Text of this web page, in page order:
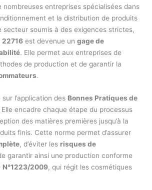
entreprises spécialisées dans
et la distribution de produits
secteur soumis à des exigences strictes,
22716 est devenue ungage de
. Elle permet aux entreprises de
de production et de garantir la
.
sur l’application des Bonnes Pratiques de
Elle encadre chaque étape du processus
des matières premières jusqu’à la
finis. Cette norme permet d’assurer
, d’éviter les risques de
garantir ainsi une production conforme
N°1223/2009, qui régit les cosmétiques